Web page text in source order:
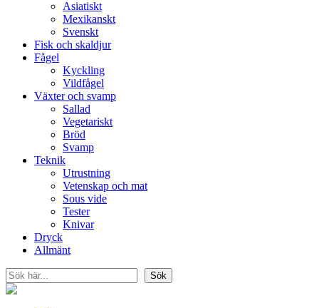
Asiatiskt
Mexikanskt
Svenskt
Fisk och skaldjur
Fågel
Kyckling
Vildfågel
Växter och svamp
Sallad
Vegetariskt
Bröd
Svamp
Teknik
Utrustning
Vetenskap och mat
Sous vide
Tester
Knivar
Dryck
Allmänt
Sök
Sök